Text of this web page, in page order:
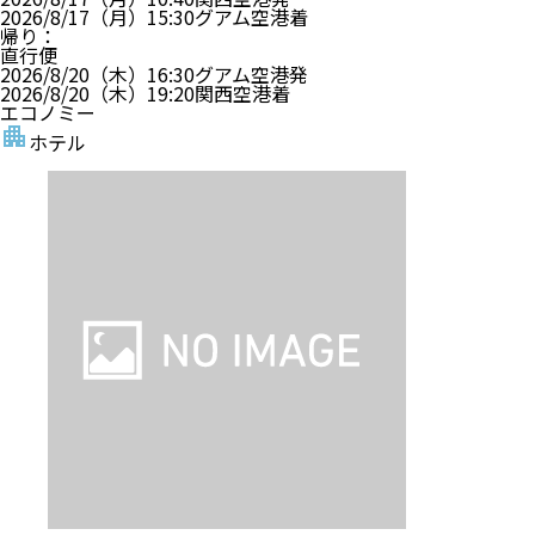
2026/8/17（月） 15:30グアム空港着
帰り ：
直行便
2026/8/20（木） 16:30グアム空港発
2026/8/20（木） 19:20関西空港着
エコノミー
ホテル